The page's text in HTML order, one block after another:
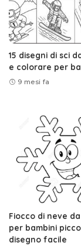
15 disegni di sci
e colorare per
9 mesi fa
Fiocco di neve
per bambini
disegno facile